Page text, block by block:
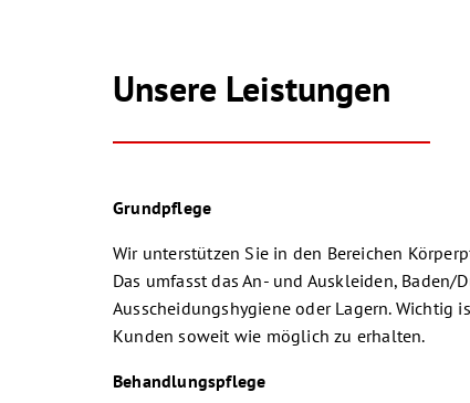
Unsere Leistungen
Grundpflege
Wir unterstützen Sie in den Bereichen
Das umfasst das An- und Auskleiden, Baden/
Ausscheidungshygiene oder Lagern. Wichtig
Kunden soweit wie möglich zu erhalten.
Behandlungspflege